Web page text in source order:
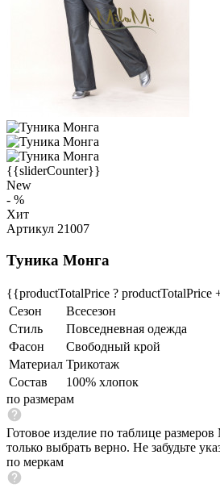
{{sliderCounter}}
New
- %
Хит
Артикул 21007
Туника Монга
{{productTotalPrice ?
Сезон
Всесезон
Стиль
Повседневная одежда
Фасон
Свободный крой
Материал Трикотаж
Состав
100% хлопок
по размерам
Готовое изделие по таблице
только выбрать верно. Не забудьте
по меркам